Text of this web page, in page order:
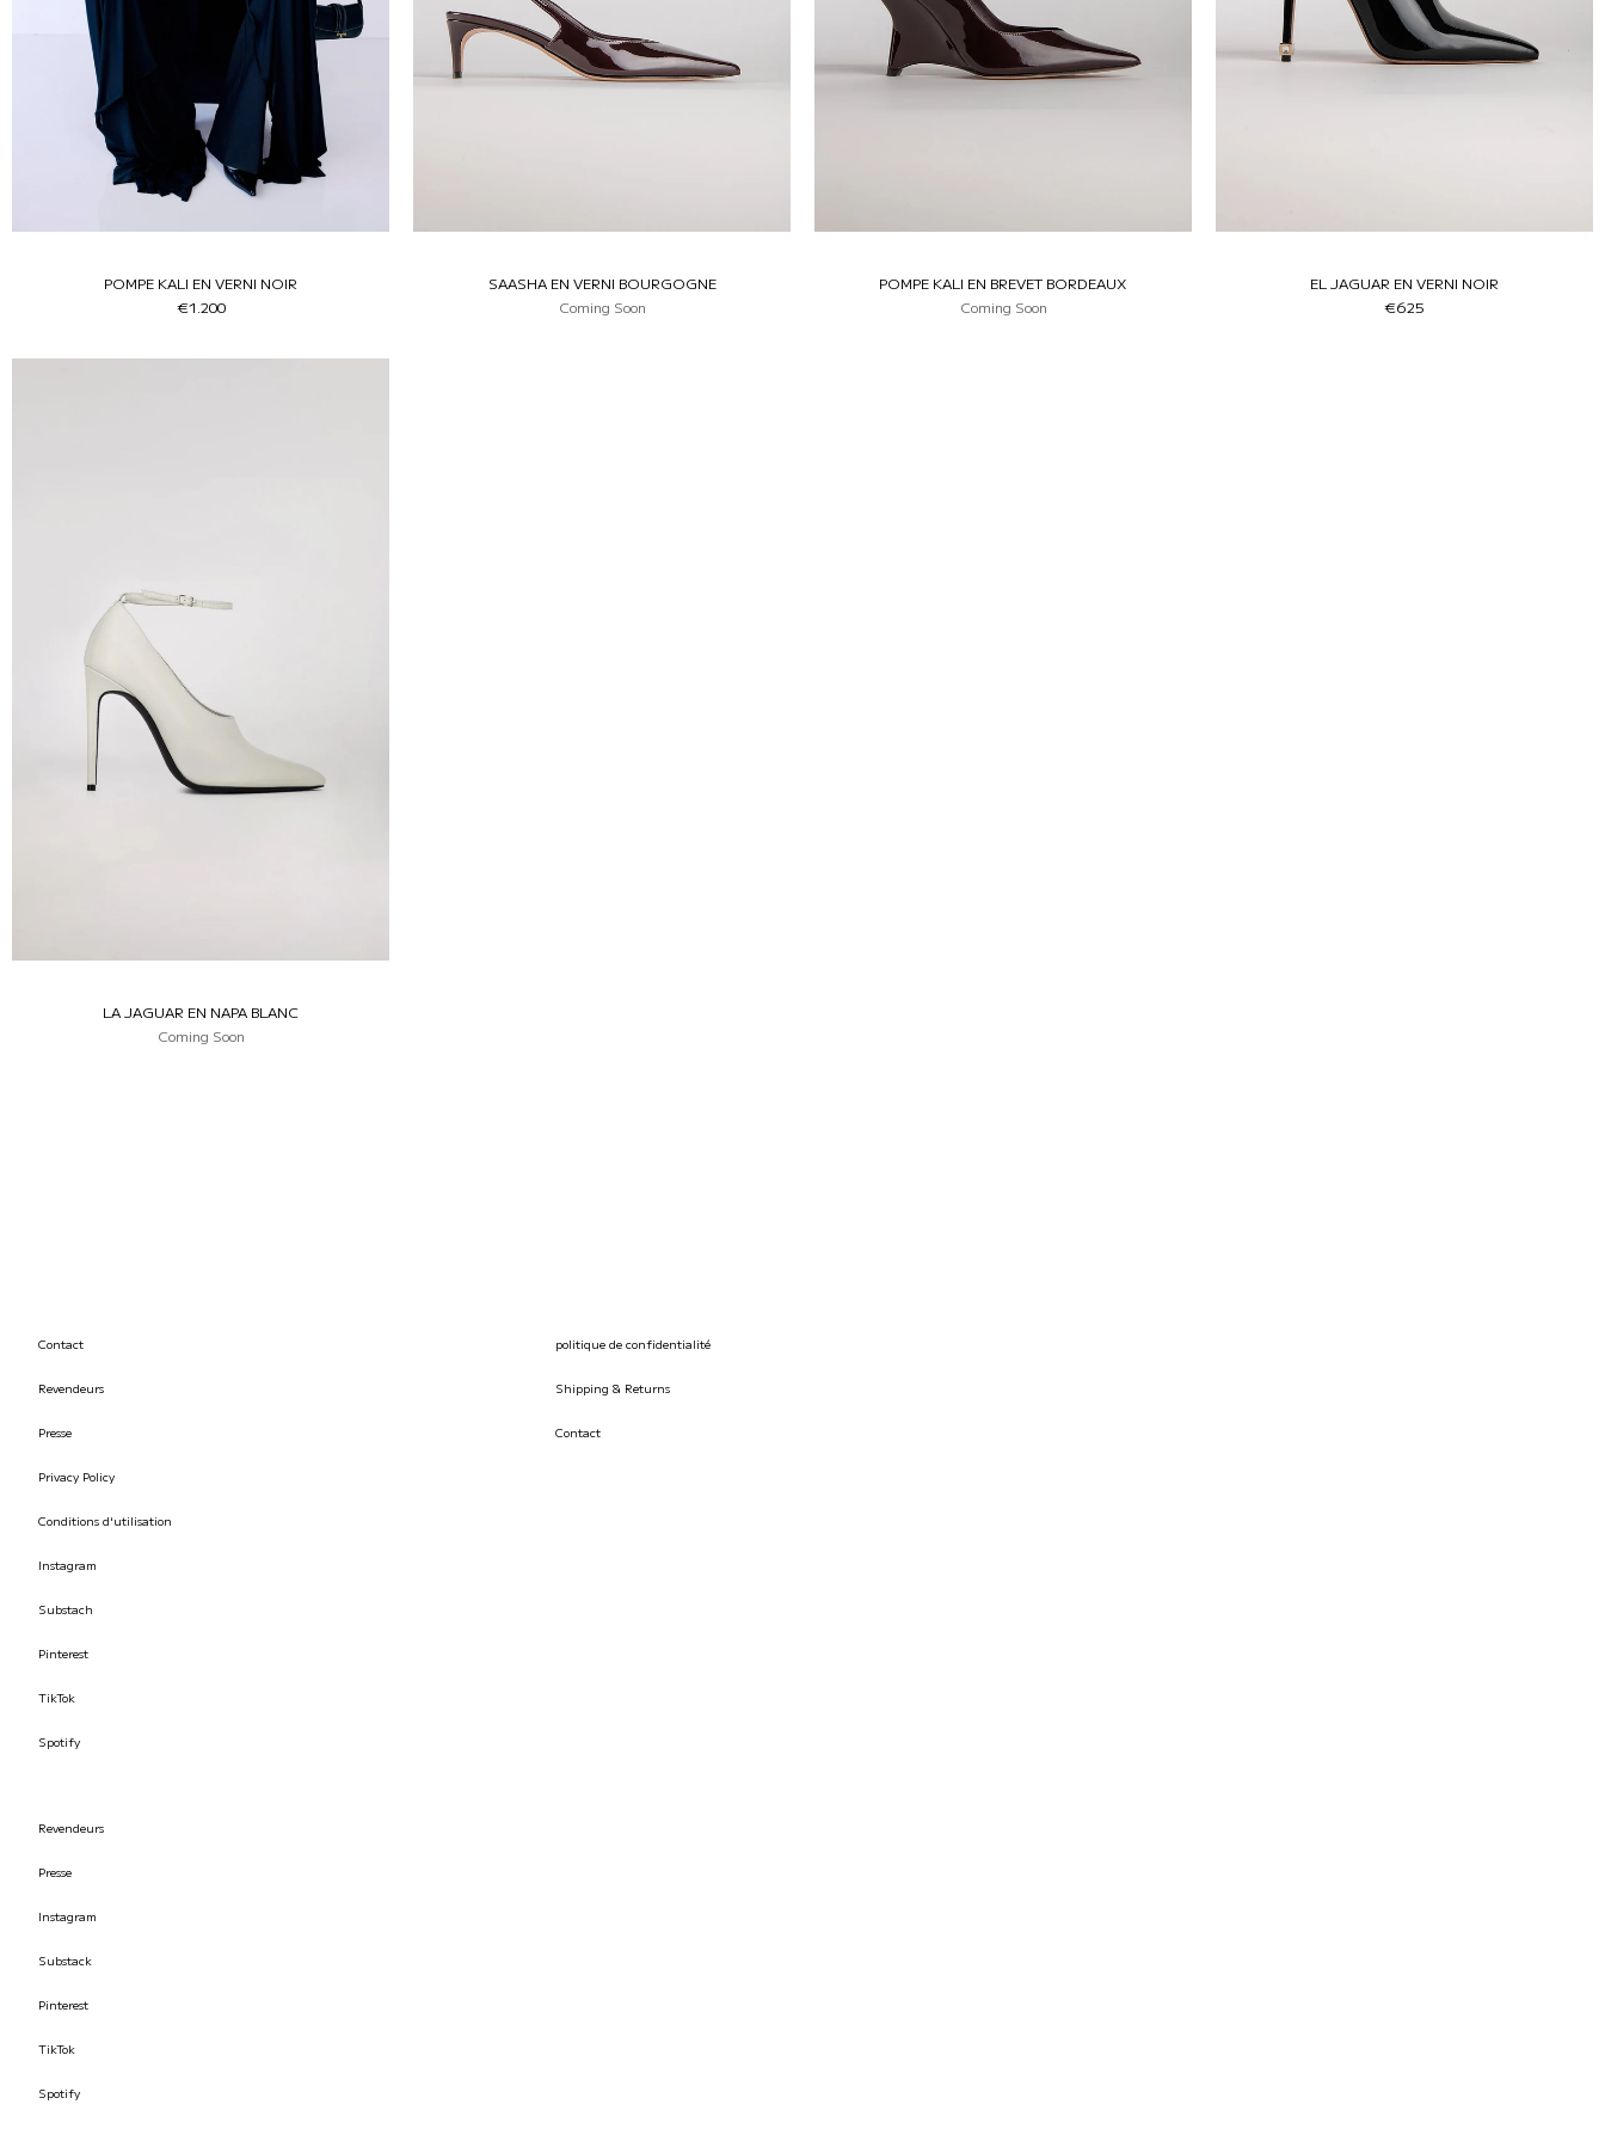
POMPE KALI EN VERNI NOIR
€1.200
SAASHA EN VERNI BOURGOGNE
Coming Soon
POMPE KALI EN BREVET BORDEAUX
Coming Soon
EL JAGUAR EN VERNI NOIR
€625
LA JAGUAR EN NAPA BLANC
Coming Soon
Contact
Revendeurs
Presse
Privacy Policy
Conditions d'utilisation
Instagram
Substach
Pinterest
TikTok
Spotify
politique de confidentialité
Shipping & Returns
Contact
Revendeurs
Presse
Instagram
Substack
Pinterest
TikTok
Spotify